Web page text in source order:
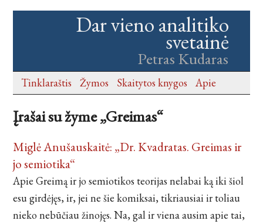
Dar vieno analitiko
svetainė
Petras Kudaras
Tinklaraštis Žymos Skaitytos knygos Apie
Įrašai su žyme „Greimas“
Miglė Anušauskaitė: „Dr. Kvadratas. Greimas ir
jo semiotika“
Apie Greimą ir jo semiotikos teorijas nelabai ką iki šiol
esu girdėjęs, ir, jei ne šie komiksai, tikriausiai ir toliau
nieko nebūčiau žinojęs. Na, gal ir viena ausim apie tai,